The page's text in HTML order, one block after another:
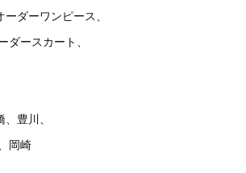
ダーワンピース、
ダースカート、
豊川、
岡崎